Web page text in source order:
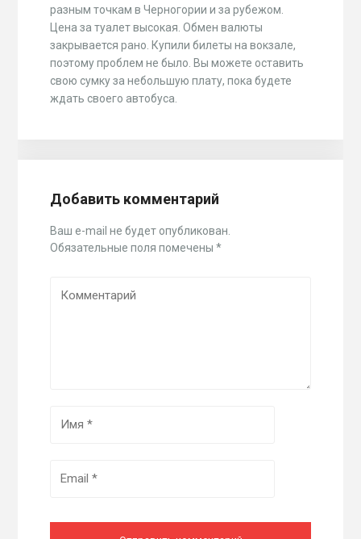
разным точкам в Черногории и за рубежом.
Цена за туалет высокая. Обмен валюты
закрывается рано. Купили билеты на вокзале,
поэтому проблем не было. Вы можете оставить
свою сумку за небольшую плату, пока будете
ждать своего автобуса.
Добавить комментарий
Ваш e-mail не будет опубликован.
Обязательные поля помечены*